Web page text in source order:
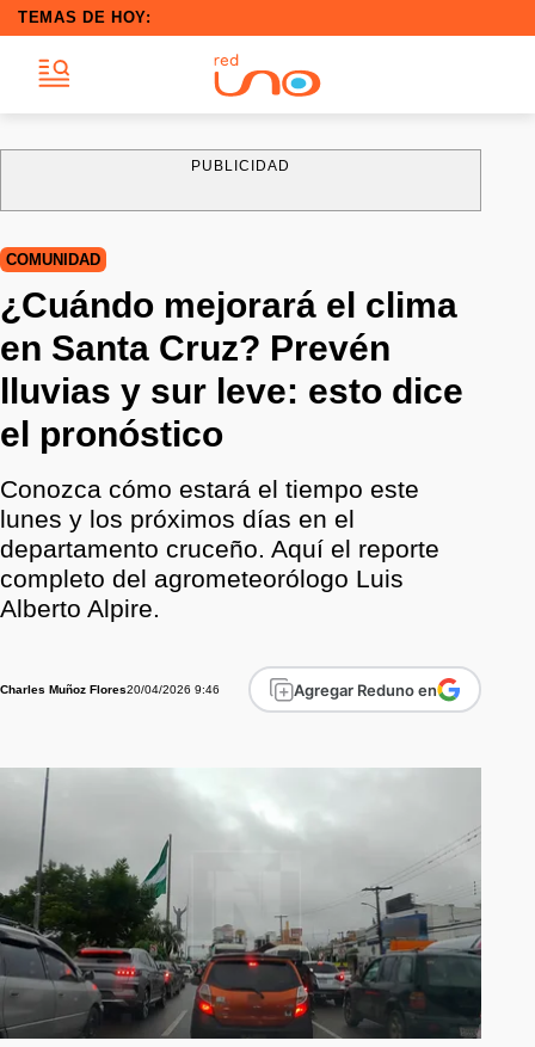
TEMAS DE HOY:
PUBLICIDAD
COMUNIDAD
¿Cuándo mejorará el clima
en Santa Cruz? Prevén
lluvias y sur leve: esto dice
el pronóstico
Conozca cómo estará el tiempo este
lunes y los próximos días en el
departamento cruceño. Aquí el reporte
completo del agrometeorólogo Luis
Alberto Alpire.
Charles Muñoz Flores20/04/2026 9:46 Agregar Reduno en